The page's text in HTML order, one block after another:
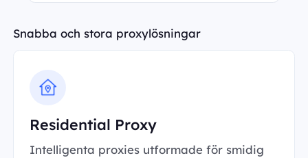
Snabba och stora proxylösningar
Residential Proxy
Intelligenta proxies utformade för smidig